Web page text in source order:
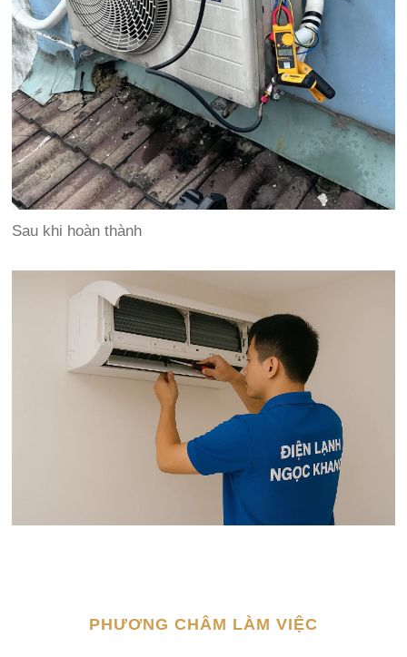
Sau khi hoàn thành
PHƯƠNG CHÂM LÀM VIỆC